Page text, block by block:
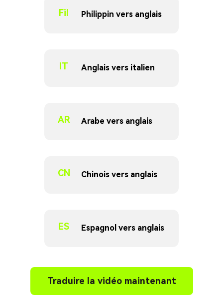
Fil Philippin vers anglais
IT Anglais vers italien
AR Arabe vers anglais
CN Chinois vers anglais
ES Espagnol vers anglais
Traduire la vidéo maintenant